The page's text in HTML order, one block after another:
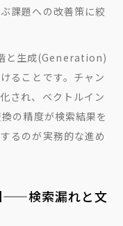
課題への改善策に絞
と生成(Generation)
ることです。チャン
され、ベクトルイン
の精度が検索結果を
るのが実務的な進め
——検索漏れと文